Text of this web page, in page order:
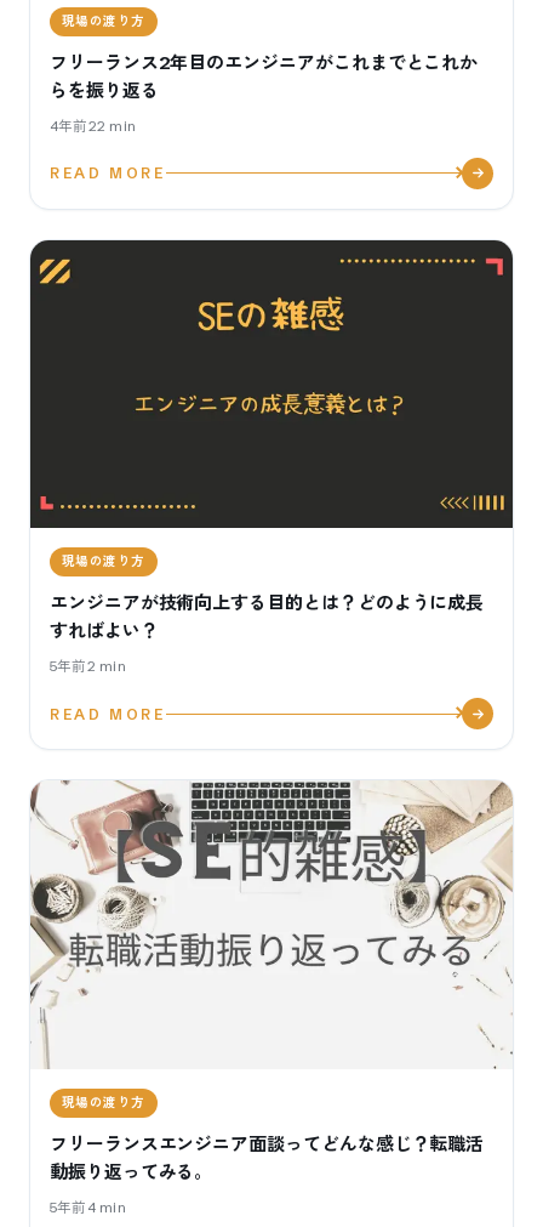
現場の渡り方
フリーランス2年目のエンジニアがこれまでとこれか
らを振り返る
4年前22 min
READ MORE
現場の渡り方
エンジニアが技術向上する目的とは？どのように成長
すればよい？
5年前2 min
READ MORE
現場の渡り方
フリーランスエンジニア面談ってどんな感じ？転職活
動振り返ってみる。
5年前 4min